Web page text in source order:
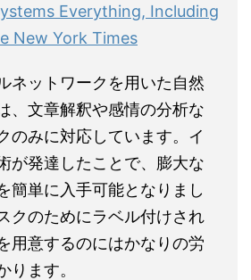
Everything, Including
New York Times
ネットワークを用いた自然
、文章解釈や感情の分析な
のみに対応しています。イ
が発達したことで、膨大な
簡単に入手可能となりまし
クのためにラベル付けされ
用意するのにはかなりの労
ります。